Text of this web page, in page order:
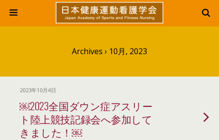
Archives › 10月, 2023
2023年10月4日
￼2023全国ダウン症アスリー
ト陸上競技記録会へ参加して
きました！￼